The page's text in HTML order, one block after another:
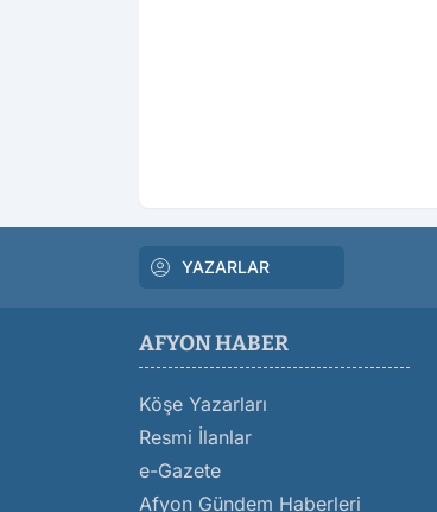
YAZARLAR
AFYON HABER
Köşe Yazarları
Resmi İlanlar
e-Gazete
Afyon Gündem Haberleri